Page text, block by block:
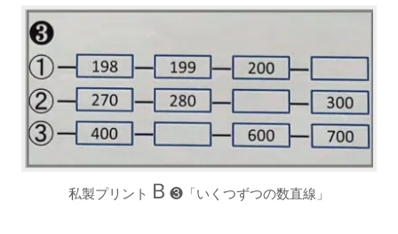
私製プリント Ｂ ❸「いくつずつの数直線」